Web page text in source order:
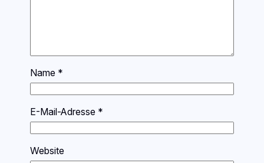
Name *
E-Mail-Adresse *
Website